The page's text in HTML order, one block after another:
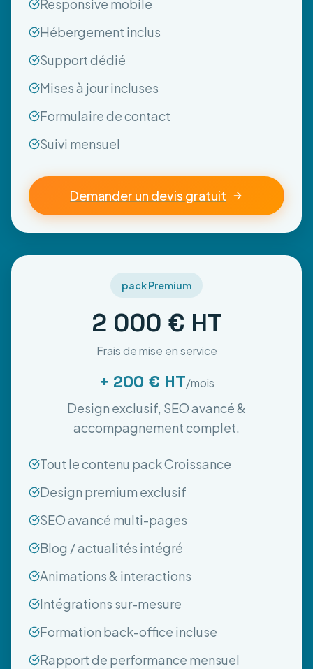
Responsive mobile
Hébergement inclus
Support dédié
Mises à jour incluses
Formulaire de contact
Suivi mensuel
Demander un devis gratuit
pack Premium
2 000 € HT
Frais de mise en service
+ 200 € HT/mois
Design exclusif, SEO avancé &
accompagnement complet.
Tout le contenu pack Croissance
Design premium exclusif
SEO avancé multi-pages
Blog / actualités intégré
Animations & interactions
Intégrations sur-mesure
Formation back-office incluse
Rapport de performance mensuel